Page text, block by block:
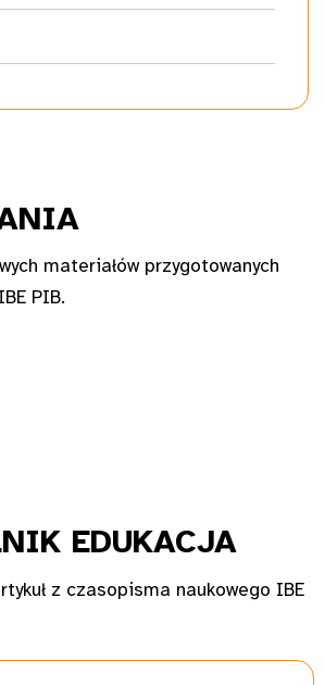
materiałów przygotowanych
PIB.
EDUKACJA
z czasopisma naukowego IBE